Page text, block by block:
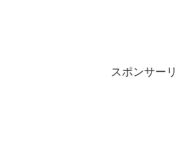
スポンサー